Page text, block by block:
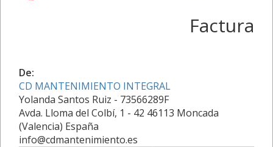
Factura
De:
CD MANTENIMIENTO INTEGRAL
Yolanda Santos Ruiz - 73566289F
Avda. Lloma del Colbí, 1 - 42 46113 Moncada
(Valencia) España
info@cdmantenimiento.es